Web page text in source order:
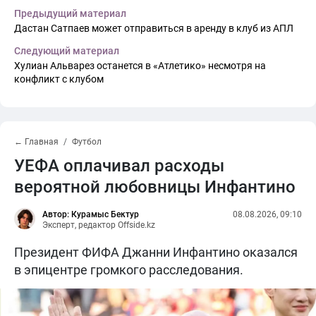
Предыдущий материал
Дастан Сатпаев может отправиться в аренду в клуб из АПЛ
Следующий материал
Хулиан Альварез останется в «Атлетико» несмотря на
конфликт с клубом
← Главная Футбол
УЕФА оплачивал расходы
вероятной любовницы Инфантино
Автор: Курамыс Бектур
Эксперт, редактор Offside.kz
08.08.2026, 09:10
Президент ФИФА Джанни Инфантино оказался
в эпицентре громкого расследования.